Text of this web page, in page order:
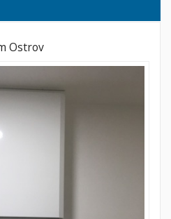
Ostrov